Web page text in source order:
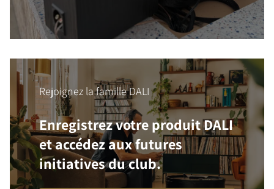
Rejoignez la famille DALI
Enregistrez votre produit DALI
et accédez aux futures
initiatives du club.